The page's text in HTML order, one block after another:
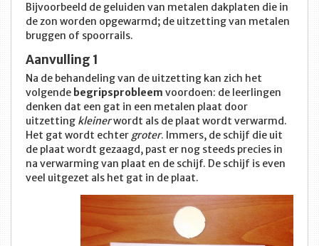
Bijvoorbeeld de geluiden van metalen dakplaten die in
de zon worden opgewarmd; de uitzetting van metalen
bruggen of spoorrails.
Aanvulling 1
Na de behandeling van de uitzetting kan zich het
volgende begripsprobleem voordoen: de leerlingen
denken dat een gat in een metalen plaat door
uitzetting kleinerwordt als de plaat wordt verwarmd.
Het gat wordt echter groter. Immers, de schijf die uit
de plaat wordt gezaagd, past er nog steeds precies in
na verwarming van plaat en de schijf. De schijf is even
veel uitgezet als het gat in de plaat.